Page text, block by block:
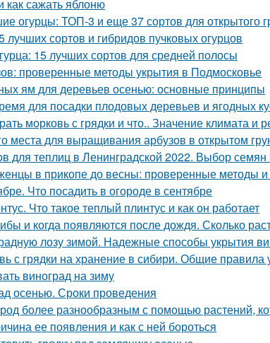
как сажать яблоню
огурцы: ТОП-3 и еще 37 сортов для открытого
лучших сортов и гибридов пучковых огурцов
15 лучших сортов для средней полосы
проверенные методы укрытия в Подмосковье
ям для деревьев осенью: основные принципы
для посадки плодовых деревьев и ягодных
морковь с грядки и что.. Значение климата и
места для выращивания арбузов в открытом
для теплиц в Ленинградской 2022. Выбор семян
в прикопе до весны: проверенные методы
Что посадить в огороде в сентябре
Что такое теплый плинтус и как он работает
и когда появляются после дождя. Сколько
лозу зимой. Надежные способы укрытия
с грядки на хранение в сибири. Общие правила
виноград на зиму
осенью. Сроки проведения
более разнообразным с помощью растений,
ее появления и как с ней бороться